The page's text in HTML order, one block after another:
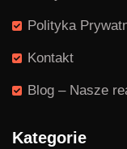
Polityka
Kontakt
Blog – Nasze
Kategorie